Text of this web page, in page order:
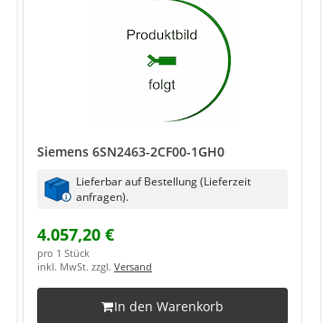
Siemens 6SN2463-2CF00-1GH0
Lieferbar auf Bestellung (Lieferzeit
anfragen).
4.057,20 €
pro 1 Stück
inkl. MwSt. zzgl. Versand
In den Warenkorb